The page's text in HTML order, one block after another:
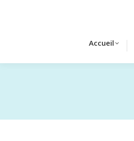
Accueil